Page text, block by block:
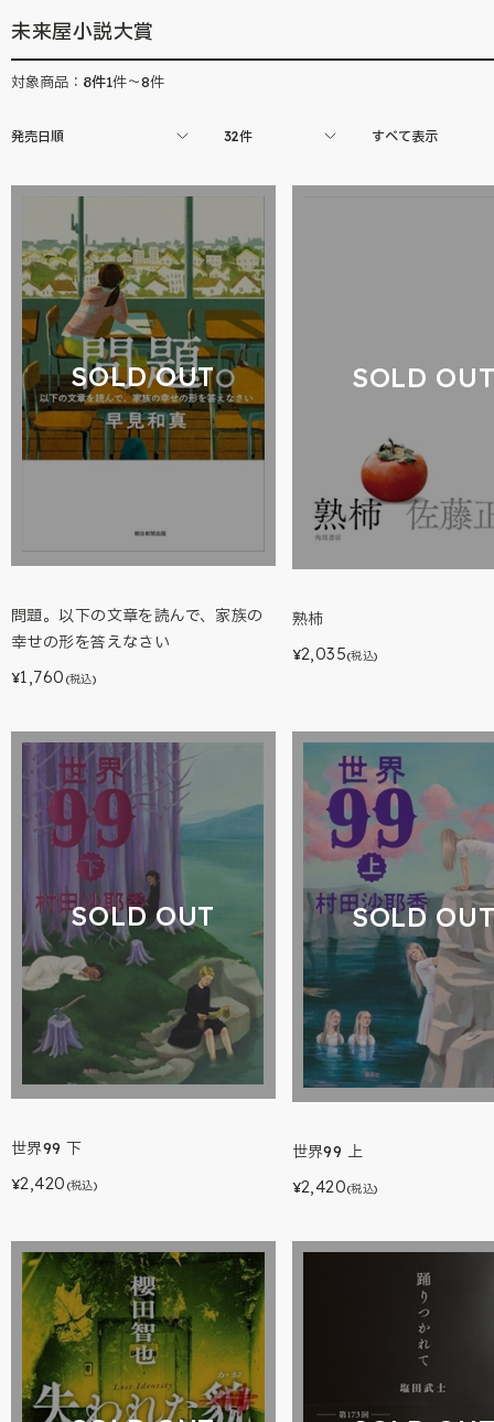
未来屋小説大賞
対象商品： 8件1件～8件
発売日順 32件 すべて表示
SOLD OUT
問題。以下の文章を読んで、家族の
幸せの形を答えなさい
¥1,760 (税込)
SOLD
熟柿
¥2,035(税込)
SOLD OUT
世界99 下
¥2,420 (税込)
SOLD
世界99 上
¥2,420(税込)